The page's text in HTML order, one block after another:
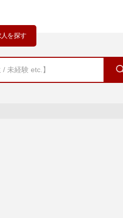
を探す